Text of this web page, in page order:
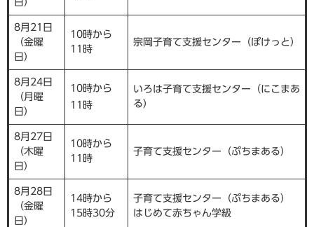
日）
8月21日
（金曜
日）
10時から
11時
宗岡子育て支援センター（ぽけっと）
8月24日
（月曜
日）
10時から
11時
いろは子育て支援センター（にこまあ
る）
8月27日
（木曜
日）
10時から
11時
子育て支援センター（ぷちまある）
8月28日
（金曜
日）
14時から
15時30分
子育て支援センター（ぷちまある）
はじめて赤ちゃん学級